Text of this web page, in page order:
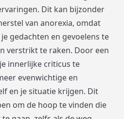
Dit kan bijzonder
van anorexia, omdat
gedachten en gevoelens te
verstrikt te raken. Door een
innerlijke criticus te
evenwichtige en
en je situatie krijgen. Dit
om de hoop te vinden die